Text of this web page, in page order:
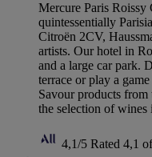
Mercure Paris Roissy
quintessentially
Citroën 2CV,
artists. Our hotel in
and a large car park.
terrace or play a
Savour products from
the selection of
4,1/5 Rated 4,1